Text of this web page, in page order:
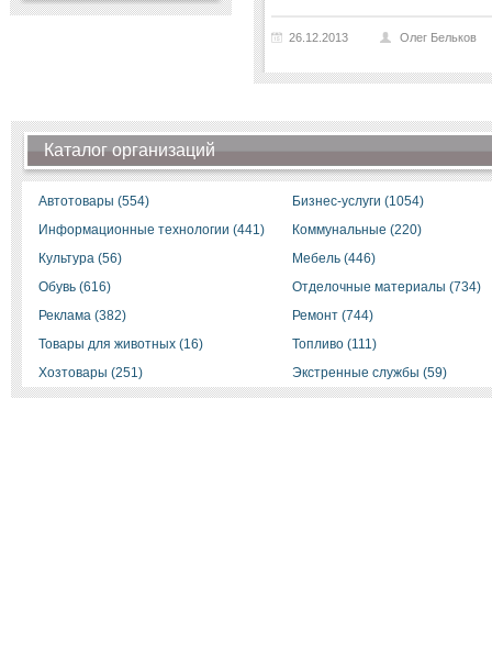
26.12.2013 Олег Бельков
Каталог организаций
Автотовары (554)
Бизнес-услуги (1054)
Информационные технологии (441)
Коммунальные (220)
Культура (56)
Мебель (446)
Обувь (616)
Отделочные материалы (734)
Реклама (382)
Ремонт (744)
Товары для животных (16)
Топливо (111)
Хозтовары (251)
Экстренные службы (59)